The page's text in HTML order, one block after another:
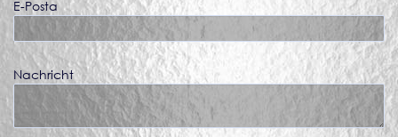
E-Posta
Nachricht